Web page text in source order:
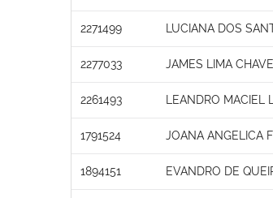
2271499 LUCIANA DOS
2277033 JAMES LIMA
2261493 LEANDRO MACIEL
1791524 JOANA ANGELICA
1894151 EVANDRO DE